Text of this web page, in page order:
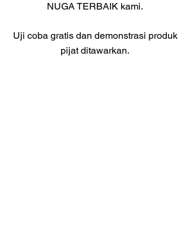
NUGA TERBAIK kami.
Uji coba gratis dan demonstrasi produk
pijat ditawarkan.